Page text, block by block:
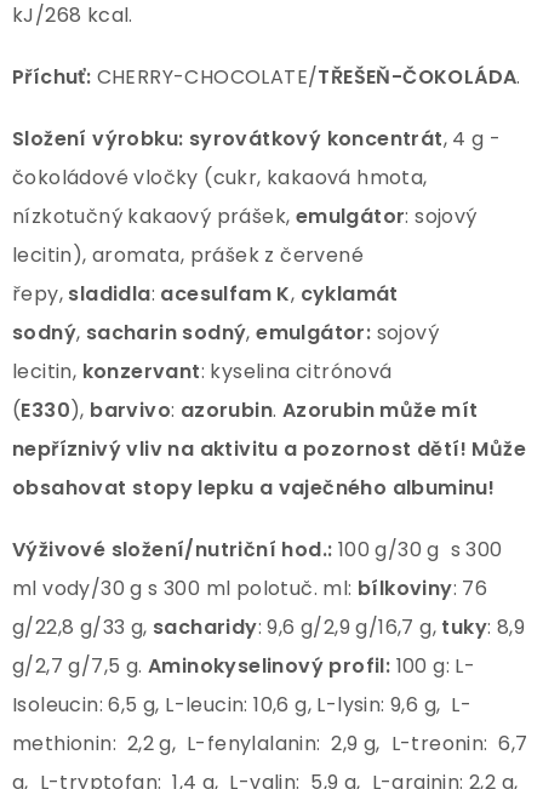
kJ/268 kcal.
Příchuť: CHERRY-CHOCOLATE/TŘEŠEŇ-ČOKOLÁDA.
Složení výrobku: syrovátkový koncentrát, 4 g -
čokoládové vločky (cukr, kakaová hmota,
nízkotučný kakaový prášek, emulgátor: sojový
lecitin), aromata, prášek z červené
řepy, sladidla: acesulfam K, cyklamát
sodný, sacharin sodný,emulgátor: sojový
lecitin, konzervant: kyselina citrónová
(E330), barvivo: azorubin. Azorubin může mít
nepříznivý vliv na aktivitu a pozornost dětí! Může
obsahovat stopy lepku a vaječného albuminu!
Výživové složení/nutriční hod.: 100 g/30 g s 300
ml vody/30 g s 300 ml polotuč. ml: bílkoviny: 76
g/22,8 g/33 g, sacharidy: 9,6 g/2,9 g/16,7 g, tuky: 8,9
g/2,7 g/7,5 g.Aminokyselinový profil: 100 g: L-
Isoleucin: 6,5 g, L-leucin: 10,6 g, L-lysin: 9,6 g, L-
methionin: 2,2 g, L-fenylalanin: 2,9 g, L-treonin: 6,7
g, L-tryptofan: 1,4 g, L-valin: 5,9 g, L-arginin: 2,2 g,